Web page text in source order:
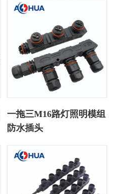
一拖三M16路灯照明模组
防水插头